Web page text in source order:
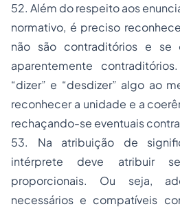
52. Além do respeito aos
normativo, é preciso
não são contraditórios e se
aparentemente
“dizer” e “desdizer” algo ao
reconhecer a unidade e a
rechaçando-se eventuais
53. Na atribuição de
intérprete deve atribuir
proporcionais. Ou seja,
necessários e compatíveis